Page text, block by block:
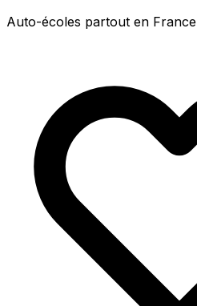
Auto-écoles partout en France